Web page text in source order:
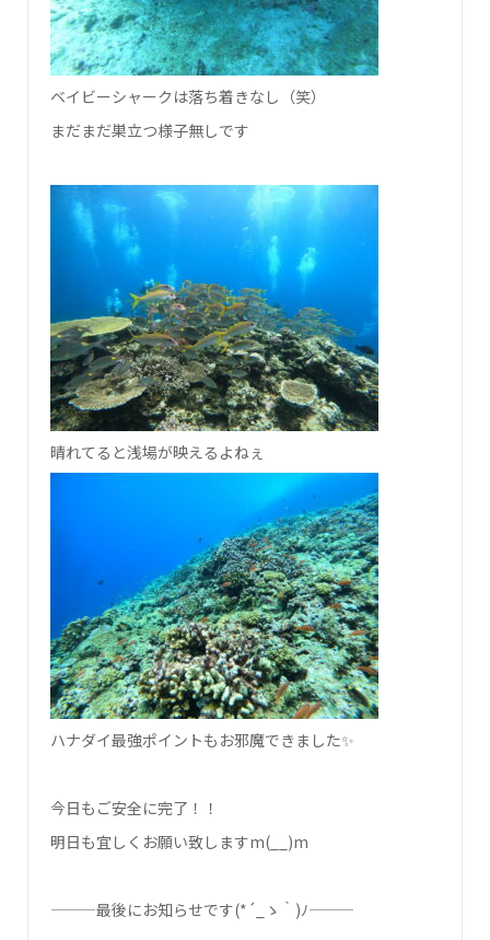
ベイビーシャークは落ち着きなし（笑）
まだまだ巣立つ様子無しです
晴れてると浅場が映えるよねぇ
ハナダイ最強ポイントもお邪魔できました✨
今日もご安全に完了！！
明日も宜しくお願い致しますm(__)m
———最後にお知らせです(*´_ゝ｀)ﾉ———